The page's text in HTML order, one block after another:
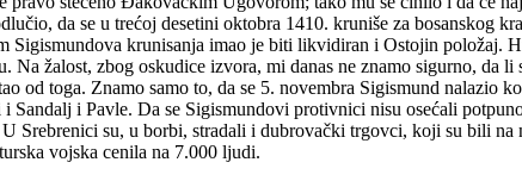
da se u trećoj desetini oktobra 1410. kruniše za bosanskog
Sigismundova krunisanja imao je biti likvidiran i Ostojin položaj.
Na žalost, zbog oskudice izvora, mi danas ne znamo sigurno, da
od toga. Znamo samo to, da se 5. novembra Sigismund nalazio
Sandalj i Pavle. Da se Sigismundovi protivnici nisu osećali
Srebrenici su, u borbi, stradali i dubrovački trgovci, koji su bili na
vojska cenila na 7.000 ljudi.